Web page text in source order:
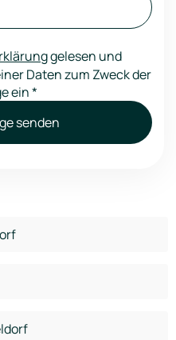
gelesen und
Daten zum Zweck der
ein*
senden